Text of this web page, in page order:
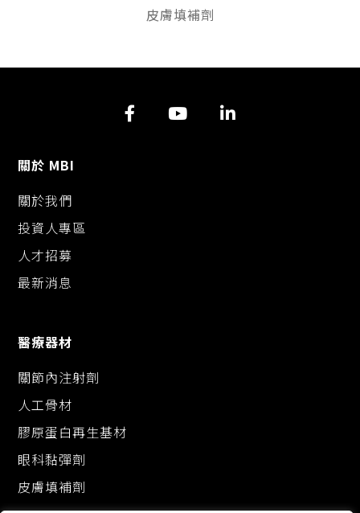
皮膚填補劑
關於 MBI
關於我們
投資人專區
人才招募
最新消息
醫療器材
關節內注射劑
人工骨材
膠原蛋白再生基材
眼科黏彈劑
皮膚填補劑